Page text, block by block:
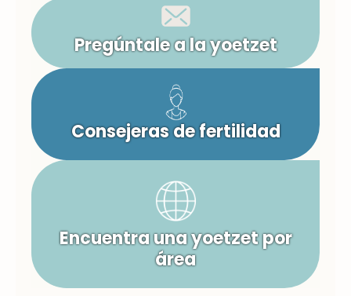
Pregúntale a la yoetzet
Consejeras de fertilidad
Encuentra una yoetzet por
área